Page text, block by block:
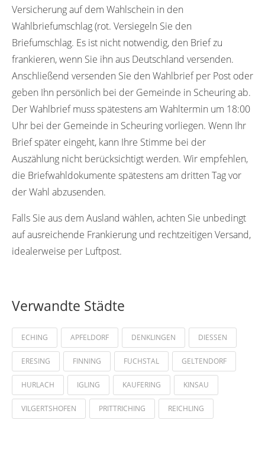
Versicherung auf dem Wahlschein in den
Wahlbriefumschlag (rot. Versiegeln Sie den
Briefumschlag. Es ist nicht notwendig, den Brief zu
frankieren, wenn Sie ihn aus Deutschland versenden.
Anschließend versenden Sie den Wahlbrief per Post oder
geben Ihn persönlich bei der Gemeinde in Scheuring ab.
Der Wahlbrief muss spätestens am Wahltermin um 18:00
Uhr bei der Gemeinde in Scheuring vorliegen. Wenn Ihr
Brief später eingeht, kann Ihre Stimme bei der
Auszählung nicht berücksichtigt werden. Wir empfehlen,
die Briefwahldokumente spätestens am dritten Tag vor
der Wahl abzusenden.
Falls Sie aus dem Ausland wählen, achten Sie unbedingt
auf ausreichende Frankierung und rechtzeitigen Versand,
idealerweise per Luftpost.
Verwandte Städte
ECHING APFELDORF DENKLINGEN DIESSEN
ERESING FINNING FUCHSTAL GELTENDORF
HURLACH IGLING KAUFERING KINSAU
VILGERTSHOFEN PRITTRICHING REICHLING